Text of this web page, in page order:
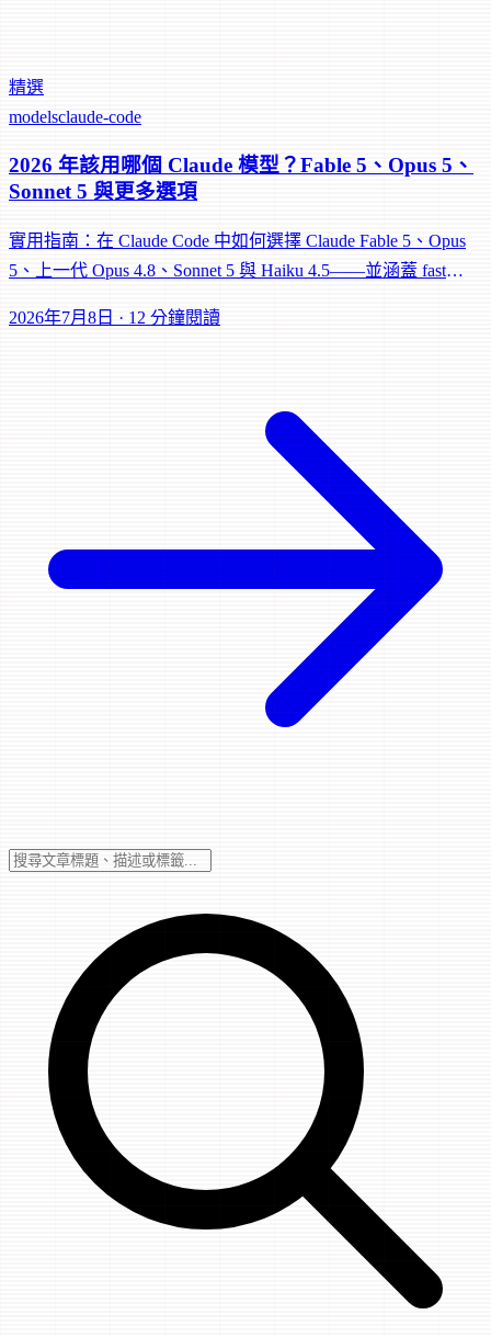
精選
modelsclaude-code
2026 年該用哪個 Claude 模型？Fable 5、Opus 5、
Sonnet 5 與更多選項
實用指南：在 Claude Code 中如何選擇 Claude Fable 5、Opus
5、上一代 Opus 4.8、Sonnet 5 與 Haiku 4.5——並涵蓋 fast
2026年7月8日 · 12 分鐘閱讀